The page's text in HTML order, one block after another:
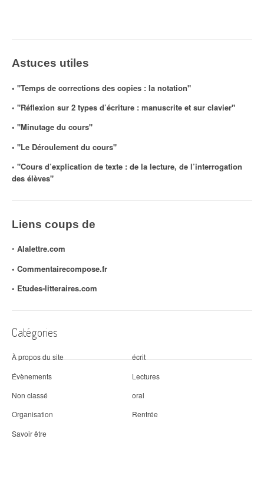
Astuces utiles
◦ "Temps de corrections des copies : la notation"
◦ "Réflexion sur 2 types d’écriture : manuscrite et sur clavier"
◦ "Minutage du cours"
◦ "Le Déroulement du cours"
◦ "Cours d’explication de texte : de la lecture, de l’interrogation
des élèves"
Liens coups de
◦ Alalettre.com
◦ Commentairecompose.fr
◦ Etudes-litteraires.com
Catégories
À propos du site
écrit
Évènements
Lectures
Non classé
oral
Organisation
Rentrée
Savoir être